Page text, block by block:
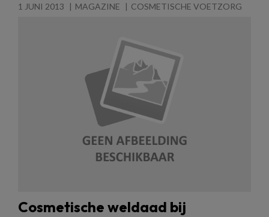
1 JUNI 2013 MAGAZINE COSMETISCHE VOETZORG
Cosmetische weldaad bij